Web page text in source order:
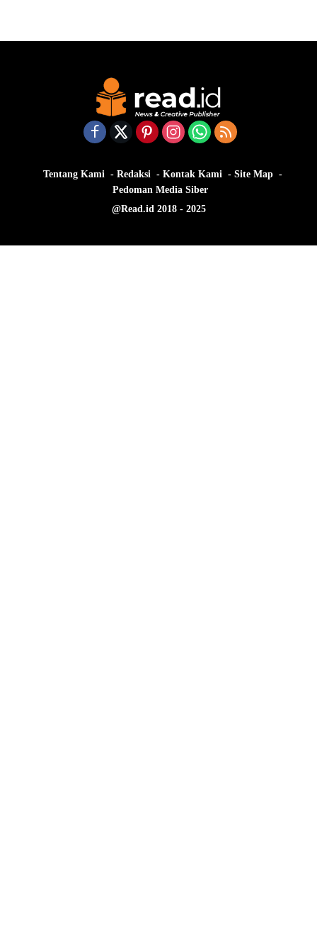
Tentang Kami Redaksi Kontak Kami
Site Map
Pedoman Media Siber
@Read.id 2018 - 2025